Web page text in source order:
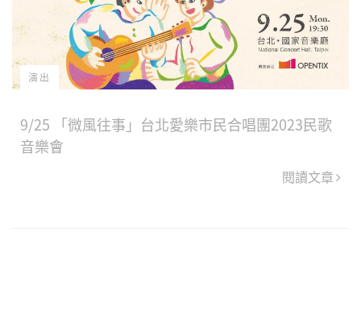
演出
9/25 「微風往事」台北愛樂市民合唱團2023民歌
音樂會
閱讀文章